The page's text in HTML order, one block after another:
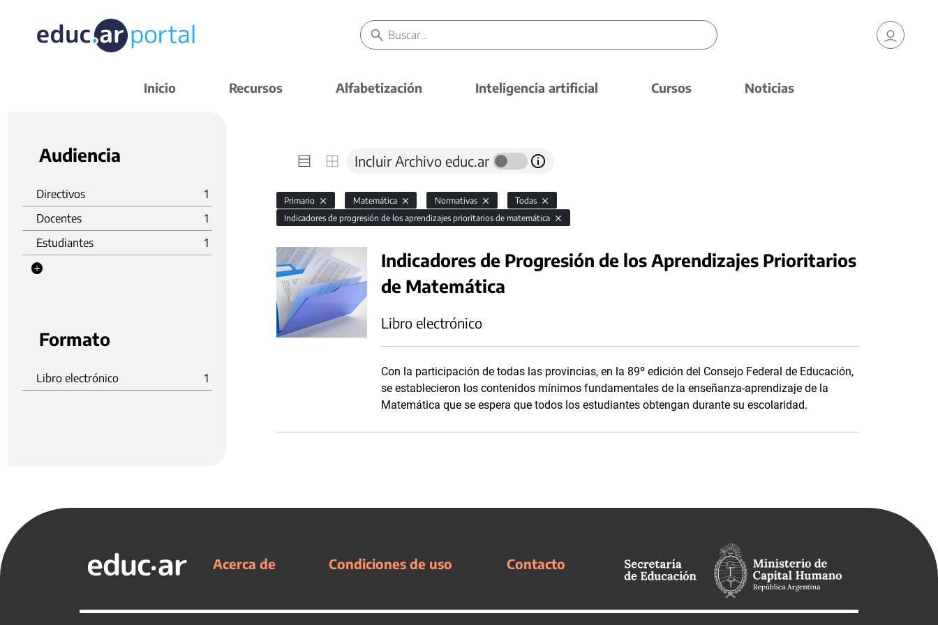
Inicio Recursos Alfabetización Inteligencia artificial Cursos Noticias
Audiencia
Directivos
1
Docentes
1
Estudiantes
1
Formato
Libro electrónico 1
Incluir Archivo educ.ar
Primario Matemática Normativas
Todas
Indicadores de progresión de los aprendizajes prioritarios de matemática
Indicadores de Progresión de los Aprendizajes Prioritarios
de Matemática
Libro electrónico
Con la participación de todas las provincias, en la 89º edición del Consejo Federal de Educación,
se establecieron los contenidos mínimos fundamentales de la enseñanza-aprendizaje de la
Matemática que se espera que todos los estudiantes obtengan durante su escolaridad.
Acerca de Condiciones de uso Contacto